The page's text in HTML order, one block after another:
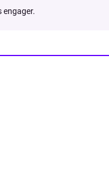
engager.